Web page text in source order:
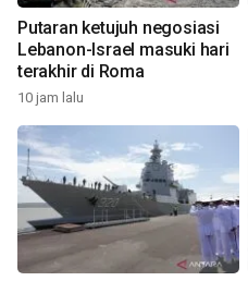
Putaran ketujuh negosiasi
Lebanon-Israel masuki hari
terakhir di Roma
10 jam lalu